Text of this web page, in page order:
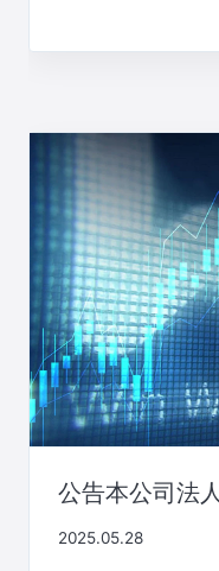
公告本公司法
2025.05.28